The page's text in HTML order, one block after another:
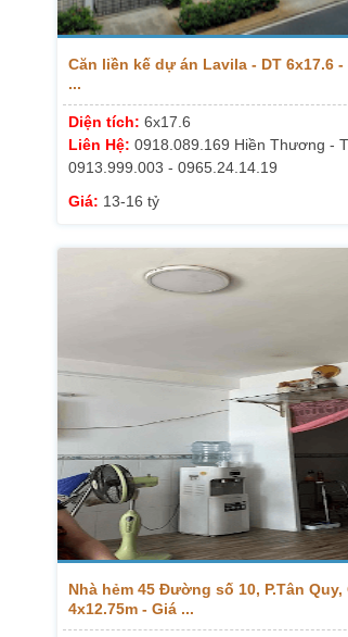
Căn liền kế dự án Lavila - DT 6x17.6
...
Diện tích: 6x17.6
Liên Hệ: 0918.089.169 Hiền Thương -
0913.999.003 - 0965.24.14.19
Giá: 13-16 tỷ
Nhà hẻm 45 Đường số 10, P.Tân Quy,
4x12.75m - Giá ...